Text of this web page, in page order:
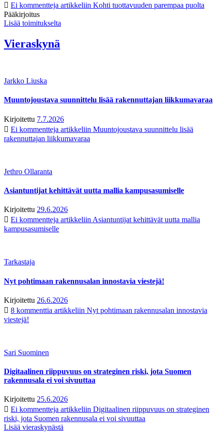
Ei kommentteja artikkeliin Kohti tuottavuuden parempaa puolta
Pääkirjoitus
Lisää toimitukselta
Vieraskynä
Jarkko Liuska
Muuntojoustava suunnittelu lisää rakennuttajan liikkumavaraa
Kirjoitettu 7.7.2026
Ei kommentteja artikkeliin Muuntojoustava suunnittelu lisää
rakennuttajan liikkumavaraa
Jethro Ollaranta
Asiantuntijat kehittävät uutta mallia kampusasumiselle
Kirjoitettu 29.6.2026
Ei kommentteja artikkeliin Asiantuntijat kehittävät uutta mallia
kampusasumiselle
Tarkastaja
Nyt pohtimaan rakennusalan innostavia viestejä!
Kirjoitettu 26.6.2026
8 kommenttia artikkeliin Nyt pohtimaan rakennusalan innostavia
viestejä!
Sari Suominen
Digitaalinen riippuvuus on strateginen riski, jota Suomen
rakennusala ei voi sivuuttaa
Kirjoitettu 25.6.2026
Ei kommentteja artikkeliin Digitaalinen riippuvuus on strateginen
riski, jota Suomen rakennusala ei voi sivuuttaa
Lisää vieraskynästä